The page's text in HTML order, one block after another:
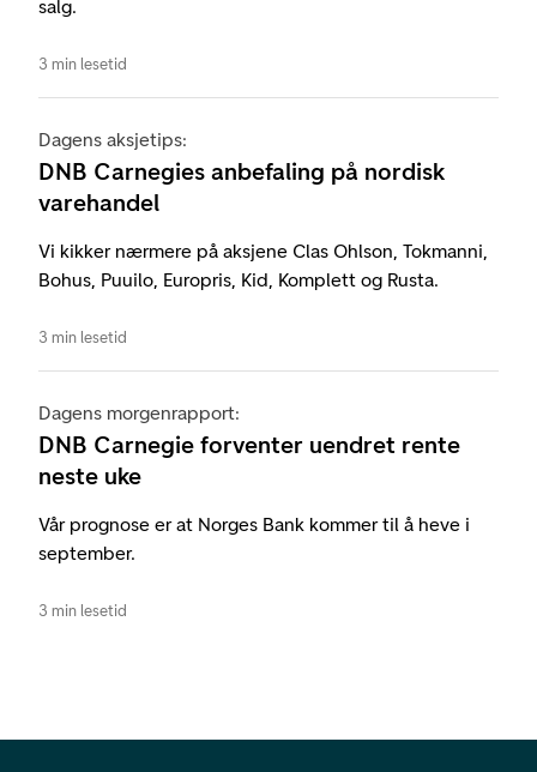
salg.
3 min lesetid
Dagens aksjetips:
DNB Carnegies anbefaling på nordisk
varehandel
Vi kikker nærmere på aksjene Clas Ohlson, Tokmanni,
Bohus, Puuilo, Europris, Kid, Komplett og Rusta.
3 min lesetid
Dagens morgenrapport:
DNB Carnegie forventer uendret rente
neste uke
Vår prognose er at Norges Bank kommer til å heve i
september.
3 min lesetid